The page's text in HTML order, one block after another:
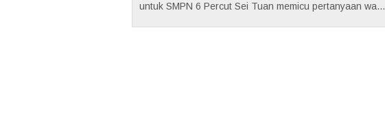
untuk SMPN 6 Percut Sei Tuan memicu pertanyaan wa...